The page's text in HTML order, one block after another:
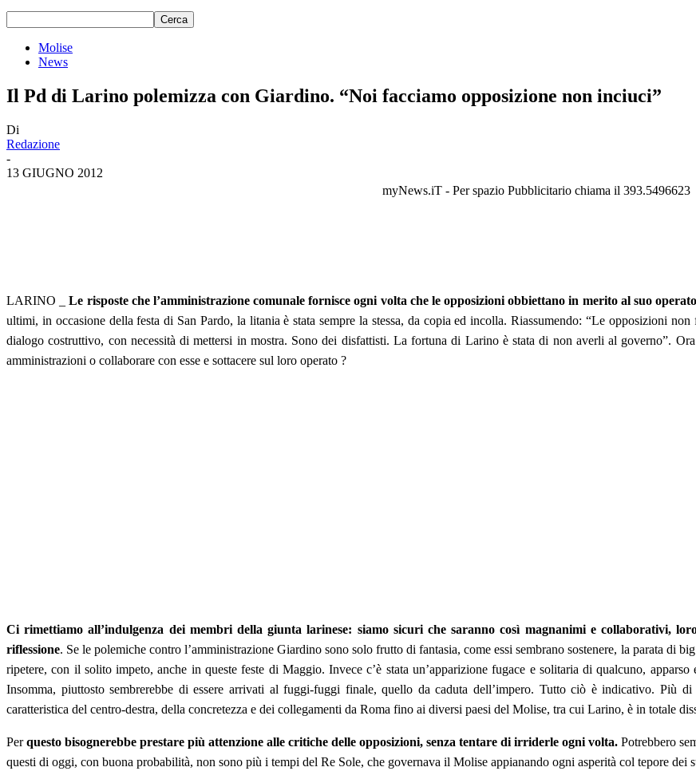
Molise
News
Il Pd di Larino polemizza con Giardino. “Noi facciamo opposizione non inciuci”
Di
Redazione
-
13 GIUGNO 2012
myNews.iT - Per spazio Pubblicitario chiama il 393.5496623
LARINO _Le risposte che l’amministrazione comunale fornisce ogni volta che le opposizioni obbiettano in merito al suo
ultimi, in occasione della festa di San Pardo, la litania è stata sempre la stessa, da copia ed incolla. Riassumendo: “Le opposizioni
dialogo costruttivo, con necessità di mettersi in mostra. Sono dei disfattisti. La fortuna di Larino è stata di non averli al governo”.
amministrazioni o collaborare con esse e sottacere sul loro operato ?
Ci rimettiamo all’indulgenza dei membri della giunta larinese: siamo sicuri che saranno così magnanimi e collaborativi,
riflessione. Se le polemiche contro l’amministrazione Giardino sono solo frutto di fantasia, come essi sembrano sostenere, la parata di
ripetere, con il solito impeto, anche in queste feste di Maggio. Invece c’è stata un’apparizione fugace e solitaria di qualcuno,
Insomma, piuttosto sembrerebbe di essere arrivati al fuggi-fuggi finale, quello da caduta dell’impero. Tutto ciò è indicativo. Più
caratteristica del centro-destra, della concretezza e dei collegamenti da Roma fino ai diversi paesi del Molise, tra cui Larino, è in totale
Perquesto bisognerebbe prestare più attenzione alle critiche delle opposizioni, senza tentare di irriderle ogni volta. Potrebbero
questi di oggi, con buona probabilità, non sono più i tempi del Re Sole, che governava il Molise appianando ogni asperità col tepore